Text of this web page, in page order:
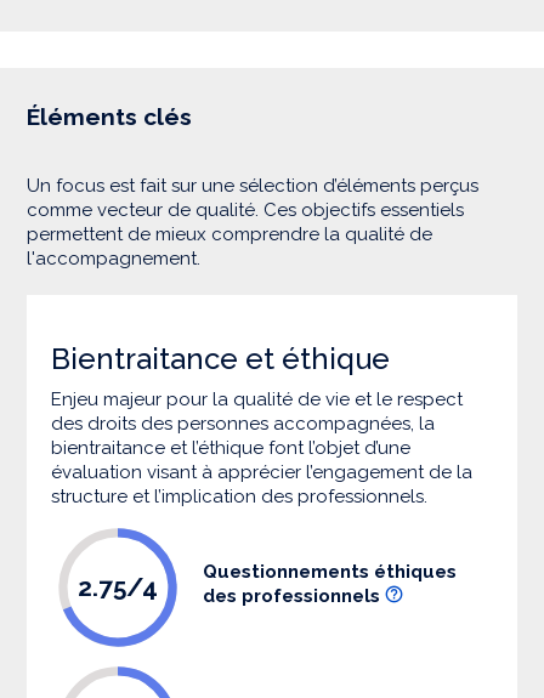
Éléments clés
Un focus est fait sur une sélection d’éléments perçus
comme vecteur de qualité. Ces objectifs essentiels
permettent de mieux comprendre la qualité de
l'accompagnement.
Bientraitance et éthique
Enjeu majeur pour la qualité de vie et le respect
des droits des personnes accompagnées, la
bientraitance et l’éthique font l’objet d’une
évaluation visant à apprécier l’engagement de la
structure et l’implication des professionnels.
2.75/4
Questionnements éthiques
des professionnels